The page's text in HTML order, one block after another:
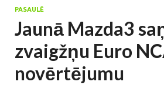
PASAULĒ
Jaunā Mazda3
zvaigžņu Euro
novērtējumu